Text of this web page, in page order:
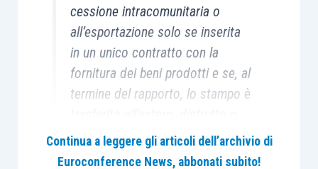
cessione intracomunitaria o
all’esportazione solo se inserita
in un unico contratto con la
fornitura dei beni prodotti e se, al
termine del rapporto, lo stampo è
divenuto inutilizzabile. La
Cassazione conferma che la
Continua a leggere gli articoli dell’archivio di
Euroconference News, abbonati subito!